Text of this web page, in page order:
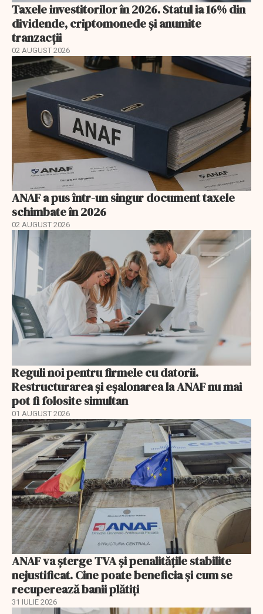
Taxele investitorilor în 2026. Statul ia 16% din
dividende, criptomonede și anumite
tranzacții
02 AUGUST 2026
ANAF a pus într-un singur document taxele
schimbate în 2026
02 AUGUST 2026
Reguli noi pentru firmele cu datorii.
Restructurarea și eșalonarea la ANAF nu mai
pot fi folosite simultan
01 AUGUST 2026
ANAF va șterge TVA și penalitățile stabilite
nejustificat. Cine poate beneficia și cum se
recuperează banii plătiți
31 IULIE 2026